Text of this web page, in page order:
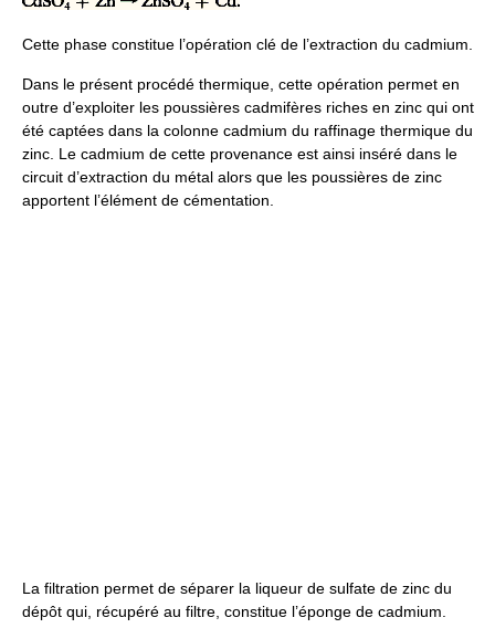
Cette phase constitue l’opération clé de l’extraction du cadmium.
Dans le présent procédé thermique, cette opération permet en
outre d’exploiter les poussières cadmifères riches en zinc qui ont
été captées dans la colonne cadmium du raffinage thermique du
zinc. Le cadmium de cette provenance est ainsi inséré dans le
circuit d’extraction du métal alors que les poussières de zinc
apportent l’élément de cémentation.
La filtration permet de séparer la liqueur de sulfate de zinc du
dépôt qui, récupéré au filtre, constitue l’éponge de cadmium.